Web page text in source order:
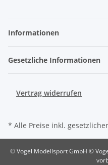
Informationen
Gesetzliche Informationen
Vertrag widerrufen
* Alle Preise inkl.
© Vogel Modellsport GmbH ©